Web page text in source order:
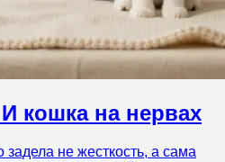
кошка на нервах
задела не жесткость, а сама